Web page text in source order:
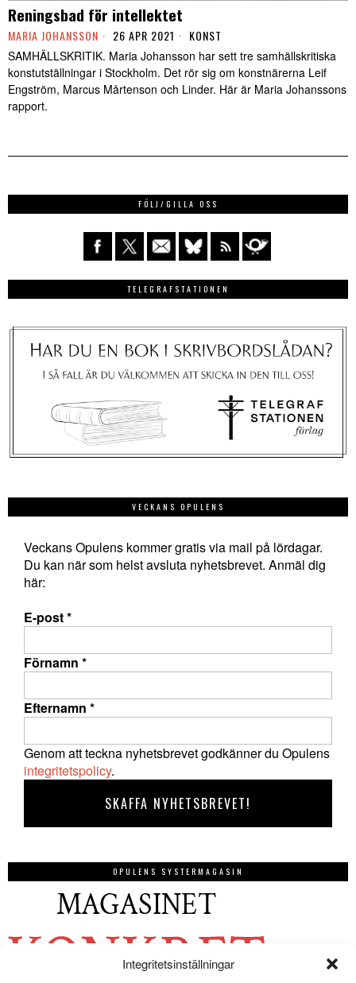
Integritetsinställningar
Reningsbad för intellektet
MARIA JOHANSSON 26 APR 2021 KONST
SAMHÄLLSKRITIK. Maria Johansson har sett tre samhällskritiska
konstutställningar i Stockholm. Det rör sig om konstnärerna Leif
Engström, Marcus Mårtenson och Linder. Här är Maria Johanssons
rapport.
FÖLJ/GILLA OSS
TELEGRAFSTATIONEN
VECKANS OPULENS
Veckans Opulens kommer gratis via mail på lördagar.
Du kan när som helst avsluta nyhetsbrevet. Anmäl dig
här:
E-post*
Förnamn *
Efternamn *
Genom att teckna nyhetsbrevet godkänner du Opulens
integritetspolicy.
OPULENS SYSTERMAGASIN